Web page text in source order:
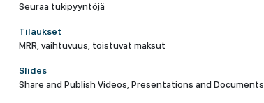
Seuraa tukipyyntöjä
Tilaukset
MRR, vaihtuvuus, toistuvat maksut
Slides
Share and Publish Videos, Presentations and Documents